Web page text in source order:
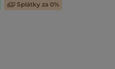
Splátky za 0%